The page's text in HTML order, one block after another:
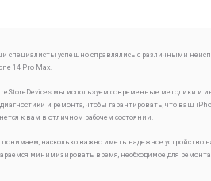
специалисты успешно справлялись с различными
14 Pro Max.
мы используем современные методики и
и ремонта, чтобы гарантировать, что ваш
к вам в отличном рабочем состоянии.
насколько важно иметь надежное устройство
минимизировать время, необходимое для